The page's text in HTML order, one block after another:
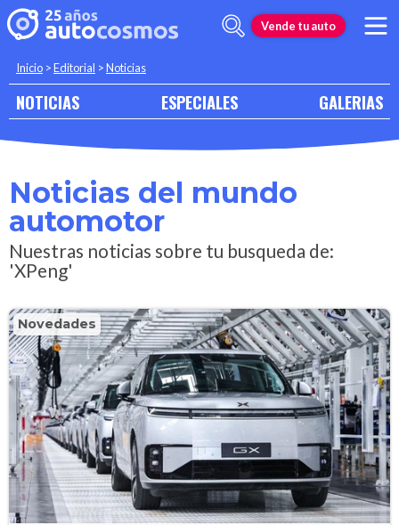
Vende tu auto
Inicio >Editorial >Noticias
NOTICIAS ESPECIALES GALERIAS
Noticias del mundo
automotor
Nuestras noticias sobre tu busqueda de:
'XPeng'
Novedades